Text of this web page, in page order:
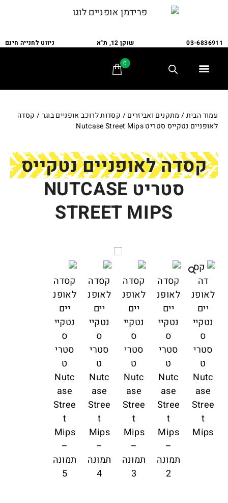
03-6836911 שוקן 12, ת"א ניווט לחנייה חינם
0
עמוד הבית/ מתקנים ואביזרים/ קסדות לרוכב אופניים בוגר/ קסדה
לאופניים נטקייס סטריט Nutcase Street Mips
קסדה לאופניים נטקייס
סטריט NUTCASE
STREET MIPS